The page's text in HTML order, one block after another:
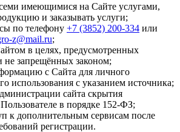
имеющимися на Сайте услугами,
и заказывать услуги;
по телефону +7 (3852) 200-334 или
z@mail.ru;
в целях, предусмотренных
запрещённых законом;
с Сайта для личного
использования с указанием источника;
сайта скрытия
в порядке 152-ФЗ;
к дополнительным сервисам после
регистрации.